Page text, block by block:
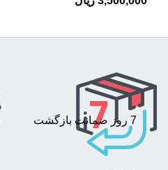
7 روز ضمانت بازگشت